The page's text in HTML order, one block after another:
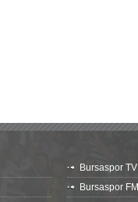
Bursaspor TV
Bursaspor FM